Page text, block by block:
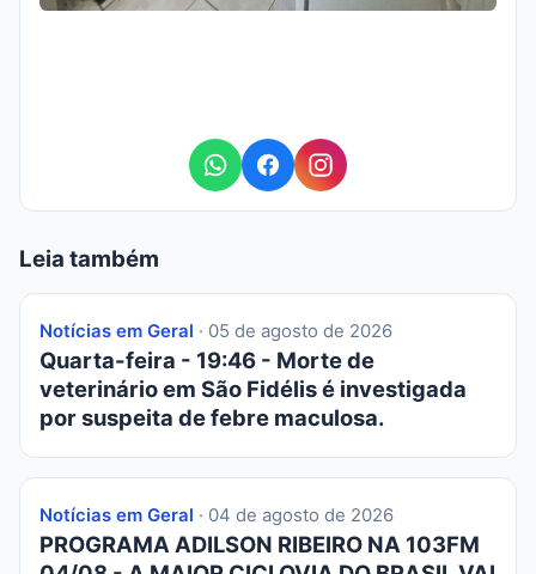
Leia também
Notícias em Geral · 05 de agosto de 2026
Quarta-feira - 19:46 - Morte de
veterinário em São Fidélis é investigada
por suspeita de febre maculosa.
Notícias em Geral · 04 de agosto de 2026
PROGRAMA ADILSON RIBEIRO NA 103FM